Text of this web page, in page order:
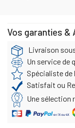
Vos garanties &
Livraison
Un service de
Spécialiste de
Satisfait ou
Une sélection